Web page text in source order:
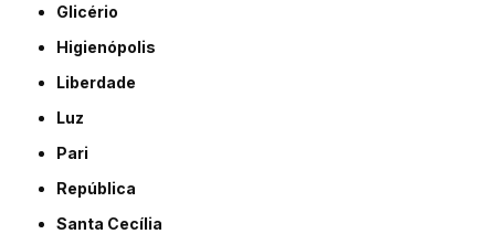
Glicério
Higienópolis
Liberdade
Luz
Pari
República
Santa Cecília